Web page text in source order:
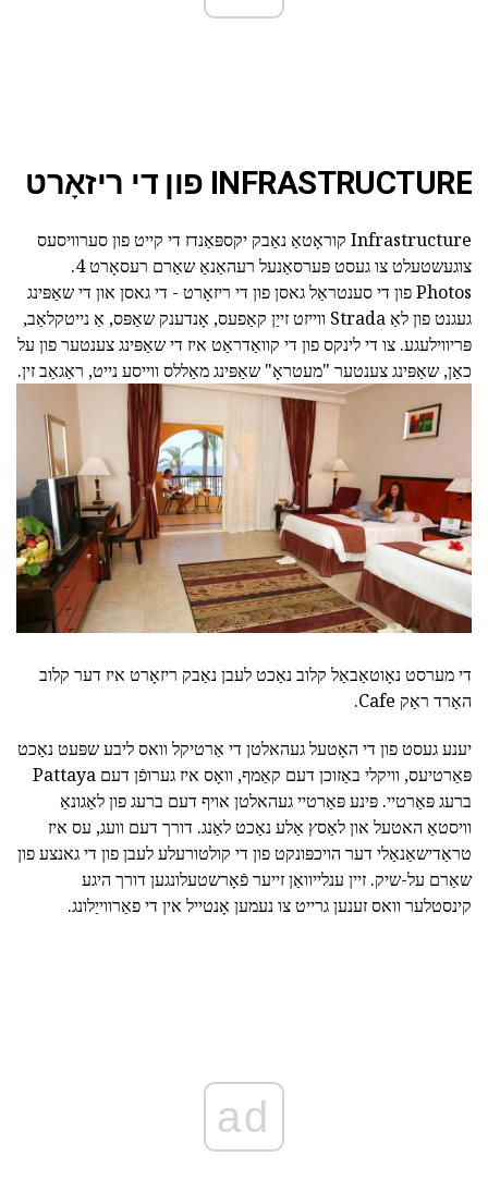
INFRASTRUCTURE פון די ריזאָרט
Infrastructure קוראָטאַ נאַבק יקספּאַנדז די קייט פון סערוויסעס
צוגעשטעלט צו געסט פּערסאַנעל רעהאַנאַ שאַרם רעסאָרט 4.
Photos פון די סענטראַל גאסן פון די ריזאָרט - די גאסן און די שאַפּינג
געגנט פון לאַ Strada ווייזט זייַן קאַפעס, אָנדענק שאַפּס, אַ נייטקלאַב,
פּריווילעגע. צו די לינקס פון די קוואַדראַט איז די שאַפּינג צענטער פון על
כאַן, שאַפּינג צענטער "מעטראָ" שאַפּינג מאַללס ווייסע נייט, ראַגאַב זין.
די מערסט נאָוטאַבאַל קלוב נאַכט לעבן נאַבק ריזאָרט איז דער קלוב
האַרד ראַק Cafe.
יענע געסט פון די האָטעל געהאלטן די אַרטיקל וואס ליבע שפּעט נאַכט
פּאַרטיעס, וויקלי באַזוכן דעם קאַמף, וואָס איז גערופֿן דעם Pattaya
ברעג פּאַרטיי. פּינע פּאַרטיי געהאלטן אויף דעם ברעג פון לאַגונאַ
וויסטאַ האטעל און לאַסץ אַלע נאַכט לאַנג. דורך דעם וועג, עס איז
טראַדישאַנאַלי דער הויכפּונקט פון די קולטורעלע לעבן פון די גאנצע פון
שאַרם על-שיק. זיין ענלייוואַן זייער פֿאָרשטעלונגען דורך היגע
קינסטלער וואס זענען גרייט צו נעמען אָנטייל אין די פאַרווייַלונג.
ad